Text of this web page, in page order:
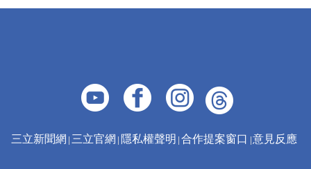
三立新聞網 三立官網 隱私權聲明 合作提案窗口 意見反應